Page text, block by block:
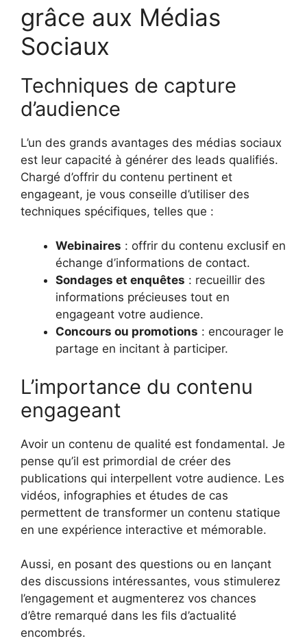
grâce aux Médias
Sociaux
Techniques de capture
d’audience
L’un des grands avantages des médias sociaux
est leur capacité à générer des leads qualifiés.
Chargé d’offrir du contenu pertinent et
engageant, je vous conseille d’utiliser des
techniques spécifiques, telles que :
Webinaires : offrir du contenu exclusif en
échange d’informations de contact.
Sondages et enquêtes : recueillir des
informations précieuses tout en
engageant votre audience.
Concours ou promotions : encourager le
partage en incitant à participer.
L’importance du contenu
engageant
Avoir un contenu de qualité est fondamental. Je
pense qu’il est primordial de créer des
publications qui interpellent votre audience. Les
vidéos, infographies et études de cas
permettent de transformer un contenu statique
en une expérience interactive et mémorable.
Aussi, en posant des questions ou en lançant
des discussions intéressantes, vous stimulerez
l’engagement et augmenterez vos chances
d’être remarqué dans les fils d’actualité
encombrés.